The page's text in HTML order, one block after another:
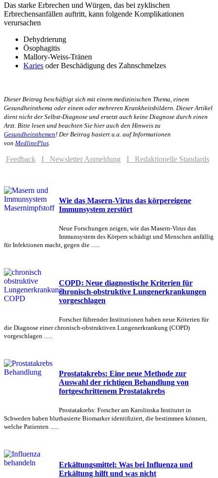
Das starke Erbrechen und Würgen, das bei zyklischen
Erbrechensanfällen auftritt, kann folgende Komplikationen
verursachen
Dehydrierung
Ösophagitis
Mallory-Weiss-Tränen
Karies oder Beschädigung des Zahnschmelzes
Dieser Beitrag beschäftigt sich mit einem medizinischen Thema, einem
Gesundheitsthema oder einem oder mehreren Krankheitsbildern. Dieser Artikel
dient nicht der Selbst-Diagnose und ersetzt auch keine Diagnose durch einen
Arzt. Bitte lesen und beachten Sie hier auch den Hinweis zu
Gesundheitsthemen! Der Beitrag basiert u.a. auf Informationen
von MedlinePlus
Feedback I Newsletter Anmeldung I Redaktionelle Standards
Wie das Masern-Virus das körpereigene
Immunsystem zerstört
Neue Forschungen zeigen, wie das Masern-Virus das
Immunsystem des Körpers schädigt und Menschen anfällig
für Infektionen macht, gegen die ......
COPD: Neue diagnostische Kriterien für
chronisch-obstruktive Lungenerkrankungen
vorgeschlagen
Forscher führender Institutionen haben neue Kriterien für
die Diagnose einer chronisch-obstruktiven Lungenerkrankung (COPD)
vorgeschlagen ......
Prostatakrebs: Eine neue Methode zur
Auswahl der richtigen Behandlung von
fortgeschrittenem Prostatakrebs
Prostatakrebs: Forscher am Karolinska Institutet in
Schweden haben blutbasierte Biomarker identifiziert, die bestimmen können,
welche Patienten ......
Erkältungsmittel: Was bei Influenza und
Erkältung hilft und was nicht